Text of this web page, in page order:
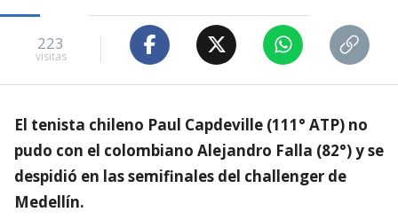
223
visitas
El tenista chileno Paul Capdeville (111° ATP) no
pudo con el colombiano Alejandro Falla (82°) y se
despidió en las semifinales del challenger de
Medellín.